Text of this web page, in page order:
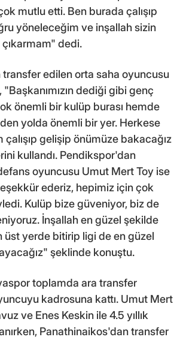
mutlu etti. Ben burada çalışıp
yöneleceğim ve inşallah sizin
dedi.
edilen orta saha oyuncusu
"Başkanımızın dediği gibi genç
önemli bir kulüp burası hemde
yolda önemli bir yer. Herkese
gelişip önümüze bakacağız
kullandı. Pendikspor'dan
oyuncusu Umut Mert Toy ise
ederiz, hepimiz için çok
Kulüp bize güveniyor, biz de
İnşallah en güzel şekilde
üst yerde bitirip ligi de en güzel
şeklinde konuştu.
toplamda ara transfer
kadrosuna kattı. Umut Mert
ve Enes Keskin ile 4.5 yıllık
Panathinaikos'dan transfer